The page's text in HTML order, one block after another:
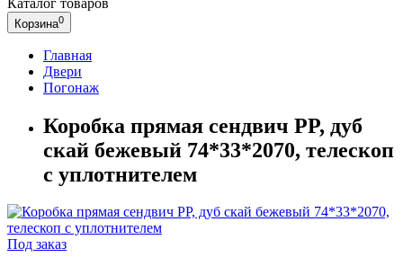
Корзина0
Главная
Двери
Погонаж
Коробка прямая сендвич PP, дуб
скай бежевый 74*33*2070, телескоп
с уплотнителем
Под заказ